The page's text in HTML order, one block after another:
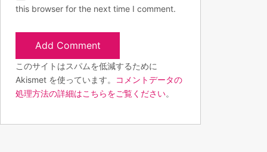
this browser for the next time I comment.
このサイトはスパムを低減するために
Akismet を使っています。
コメントデータの
処理方法の詳細はこちらをご覧ください。